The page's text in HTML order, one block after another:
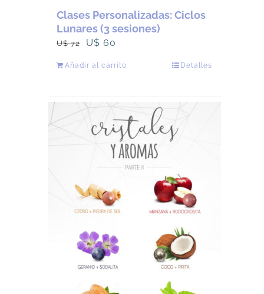
Clases Personalizadas: Ciclos
Lunares (3 sesiones)
U$72
El
U$
U$60
U$
60.
Añadir al carrito Detalles